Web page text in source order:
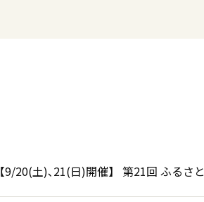
【9/20(土)､21(日)開催】 第21回 ふる